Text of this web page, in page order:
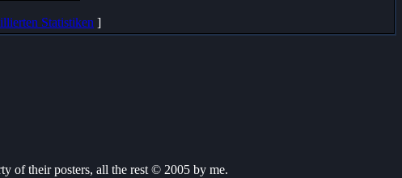
Statistiken ]
of their posters, all the rest © 2005 by me.